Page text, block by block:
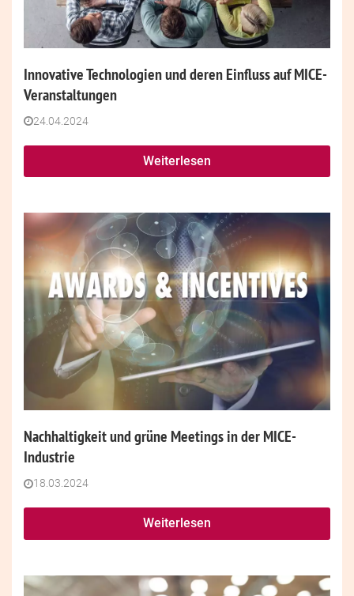
Innovative Technologien und deren Einfluss auf MICE-
Veranstaltungen
24.04.2024
Weiterlesen
Nachhaltigkeit und grüne Meetings in der MICE-
Industrie
18.03.2024
Weiterlesen